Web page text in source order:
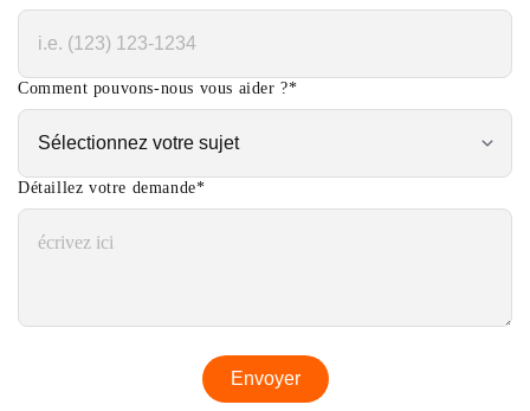
Comment pouvons-nous vous aider ?*
Détaillez votre demande*